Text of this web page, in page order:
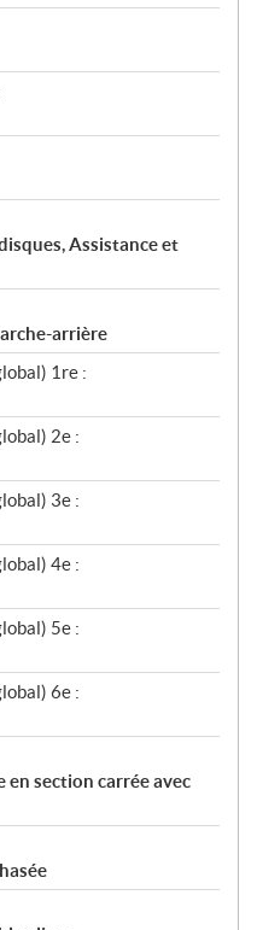
Assistance et
arrière
1re :
2e :
3e :
4e :
5e :
6e :
section carrée avec